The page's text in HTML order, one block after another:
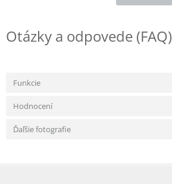
Otázky a odpovede (FAQ)
Funkcie
Hodnocení
Ďaľšie fotografie